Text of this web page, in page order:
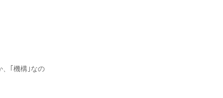
、｢機構｣なの